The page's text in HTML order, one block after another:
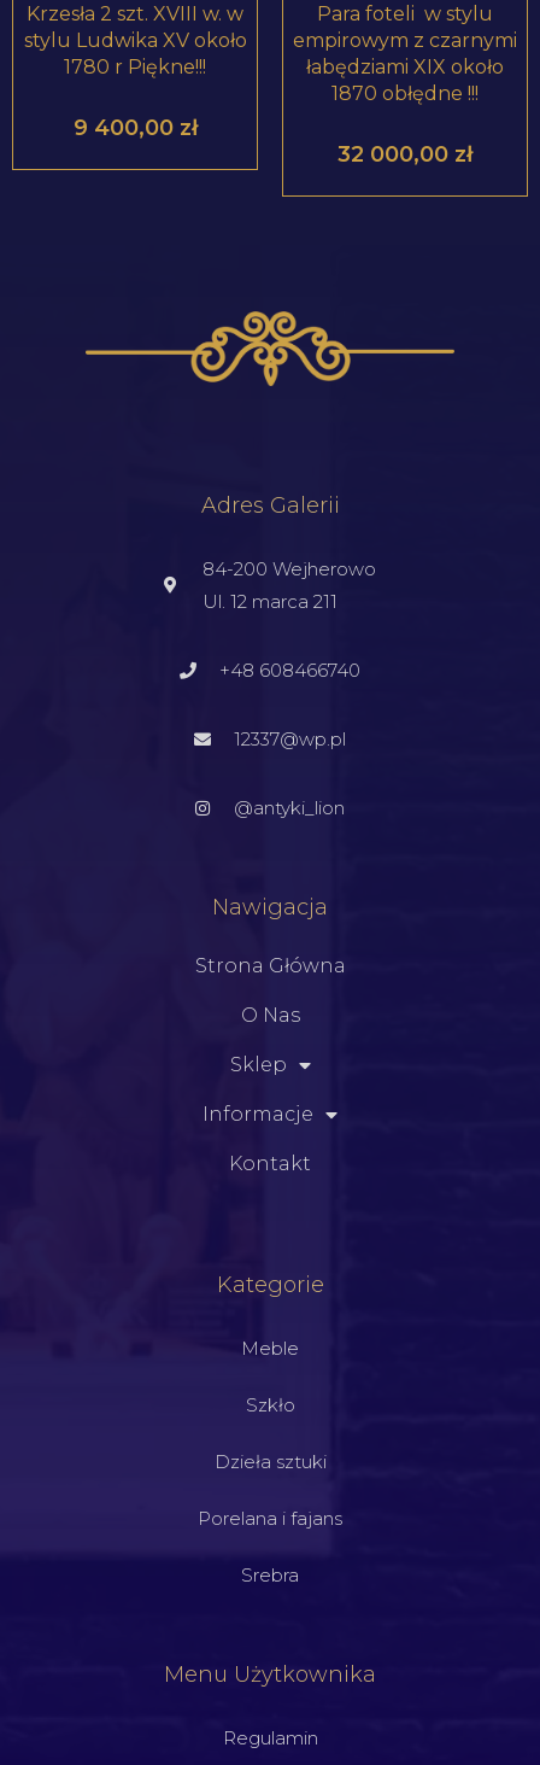
Krzesła 2 szt. XVIII w. w
stylu Ludwika XV około
1780 r Piękne!!!
9 400,00 zł
Para foteli w stylu
empirowym z czarnymi
łabędziami XIX około
1870 obłędne !!!
32 000,00 zł
Adres Galerii
84-200 Wejherowo
Ul. 12 marca 211
+48 608466740
12337@wp.pl
@antyki_lion
Nawigacja
Strona Główna
O Nas
Sklep
Informacje
Kontakt
Kategorie
Meble
Szkło
Dzieła sztuki
Porelana i fajans
Srebra
Menu Użytkownika
Regulamin